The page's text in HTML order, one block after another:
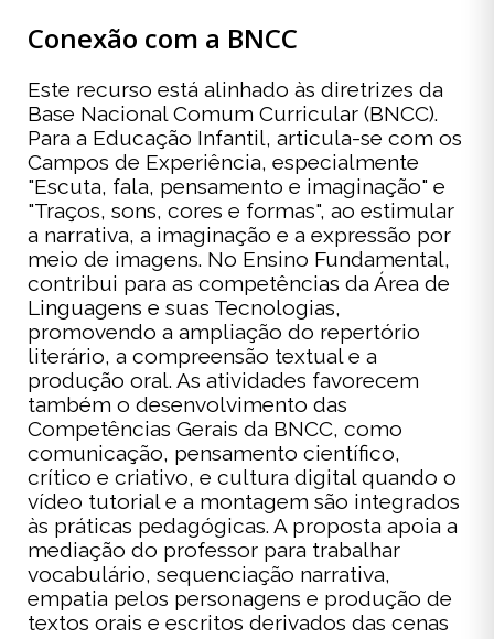
Conexão com a BNCC
Este recurso está alinhado às diretrizes da
Base Nacional Comum Curricular (BNCC).
Para a Educação Infantil, articula-se com os
Campos de Experiência, especialmente
"Escuta, fala, pensamento e imaginação" e
"Traços, sons, cores e formas", ao estimular
a narrativa, a imaginação e a expressão por
meio de imagens. No Ensino Fundamental,
contribui para as competências da Área de
Linguagens e suas Tecnologias,
promovendo a ampliação do repertório
literário, a compreensão textual e a
produção oral. As atividades favorecem
também o desenvolvimento das
Competências Gerais da BNCC, como
comunicação, pensamento científico,
crítico e criativo, e cultura digital quando o
vídeo tutorial e a montagem são integrados
às práticas pedagógicas. A proposta apoia a
mediação do professor para trabalhar
vocabulário, sequenciação narrativa,
empatia pelos personagens e produção de
textos orais e escritos derivados das cenas